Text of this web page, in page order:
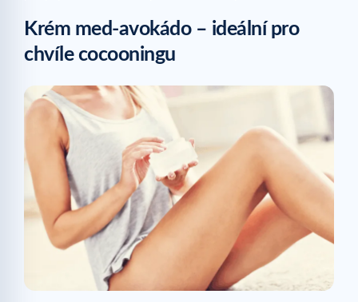
Krém med-avokádo – ideální pro
chvíle cocooningu